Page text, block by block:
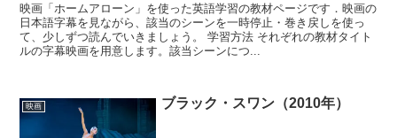
映画「ホームアローン」を使った英語学習の教材ページです．映画の
日本語字幕を見ながら、該当のシーンを一時停止・巻き戻しを使っ
て、少しずつ読んでいきましょう。 学習方法 それぞれの教材タイト
ルの字幕映画を用意します。該当シーンにつ...
映画 ブラック・スワン（2010年）